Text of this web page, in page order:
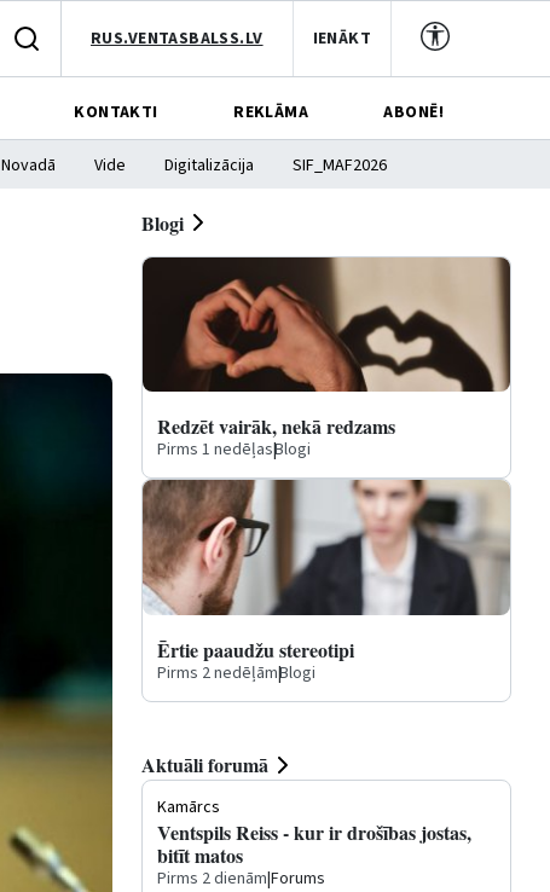
RUS.VENTASBALSS.LV IENĀKT
KONTAKTI REKLĀMA ABONĒ!
Novadā Vide Digitalizācija SIF_MAF2026
Blogi
Redzēt vairāk, nekā redzams
Pirms 1 nedēļas|Blogi
Ērtie paaudžu stereotipi
Pirms 2 nedēļām|Blogi
Aktuāli forumā
Kamārcs
Ventspils Reiss - kur ir drošības jostas,
bitīt matos
Pirms 2 dienām|Forums